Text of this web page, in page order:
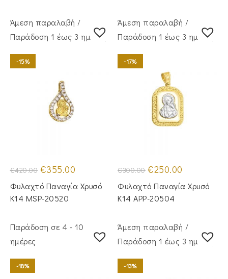
Άμεση παραλαβή /
Παράδoση 1 έως 3 ημέρες
-15%
€420.00 Original
price
was:
€420.00.
€355.00
τιμή
είναι:
Φυλαχτό Παναγία Χρυσό
Κ14 MSP-20520
Άμεση παραλαβή /
Παράδoση 1 έως 3 ημέρες
-17%
€300.00 Original
price
was:
€300.00.
€250.00
τιμή
είναι:
Φυλαχτό Παναγία Χρυσό
Κ14 APP-20504
Παράδοση σε 4 - 10
ημέρες
-18%
Άμεση παραλαβή /
Παράδoση 1 έως 3 ημέρες
-13%